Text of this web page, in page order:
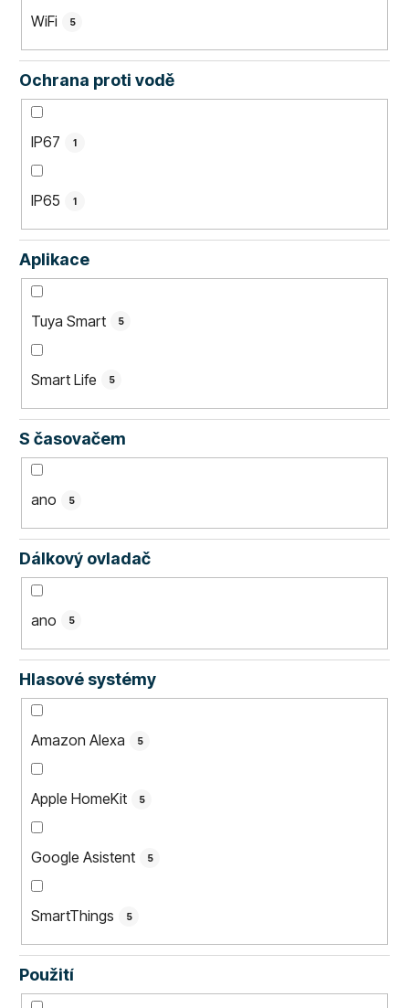
WiFi 5
Ochrana proti vodě
IP67 1
IP65 1
Aplikace
Tuya Smart 5
Smart Life 5
S časovačem
ano 5
Dálkový ovladač
ano 5
Hlasové systémy
Amazon Alexa 5
Apple HomeKit 5
Google Asistent 5
SmartThings 5
Použití